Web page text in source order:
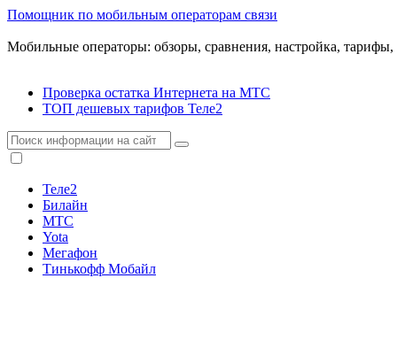
Помощник по мобильным операторам связи
Мобильные операторы: обзоры, сравнения, настройка,
Проверка остатка Интернета на МТС
ТОП дешевых тарифов Теле2
Теле2
Билайн
МТС
Yota
Мегафон
Тинькофф Мобайл